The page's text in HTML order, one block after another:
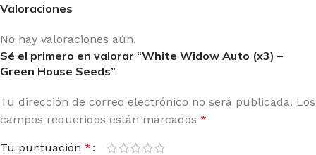
Valoraciones
No hay valoraciones aún.
Sé el primero en valorar “White Widow Auto (x3) –
Green House Seeds”
Tu dirección de correo electrónico no será publicada. Los
campos requeridos están marcados *
Tu puntuación *